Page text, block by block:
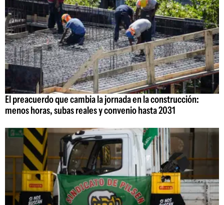
El preacuerdo que cambia la jornada en la construcción:
menos horas, subas reales y convenio hasta 2031